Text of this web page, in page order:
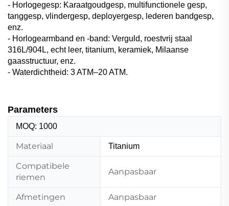
- Horlogegesp: Karaatgoudgesp, multifunctionele gesp,
tanggesp, vlindergesp, deployergesp, lederen bandgesp,
enz.
- Horlogearmband en -band: Verguld, roestvrij staal
316L/904L, echt leer, titanium, keramiek, Milaanse
gaasstructuur, enz.
- Waterdichtheid: 3 ATM–20 ATM.
Parameters
MOQ: 1000
Materiaal Titanium
Compatibele
riemen
Aanpasbaar
Afmetingen Aanpasbaar